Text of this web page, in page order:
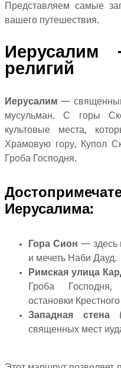
Представляем самые
вашего путешествия.
религий
Иерусалим — священный
мусульман. С горы
культовые места,
Храмовую гору, Купол
Гроба Господня.
Иерусалима:
Гора Сион — здесь
и мечеть Наби Дауд.
Римская улица
Гроба
остановки
Западная стена
священных мест